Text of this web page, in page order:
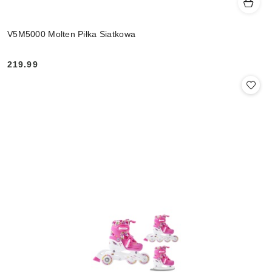
V5M5000 Molten Piłka Siatkowa
Cena:
219.99